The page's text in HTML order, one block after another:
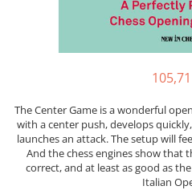
Lemn De Carpen (hornbeam)
Lemn De Sheesham
Piese De Sah Tematice Din
Piese Din Lemn
Piese Din Plastic
The Center Game is a wonderful
with a center push, develops
launches an attack. The setup will
And the chess engines show that
correct, and at least as good as
Italian